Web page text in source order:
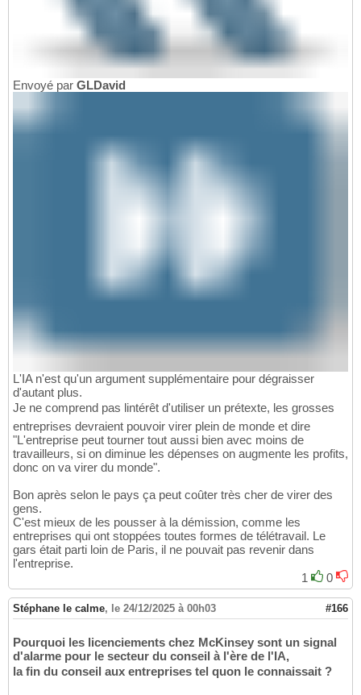
Envoyé par GLDavid
L'IA n'est qu'un argument supplémentaire pour dégraisser
d'autant plus.
Je ne comprend pas lintérêt d'utiliser un prétexte, les grosses
entreprises devraient pouvoir virer plein de monde et dire
"L'entreprise peut tourner tout aussi bien avec moins de
travailleurs, si on diminue les dépenses on augmente les profits,
donc on va virer du monde".
Bon après selon le pays ça peut coûter très cher de virer des
gens.
C'est mieux de les pousser à la démission, comme les
entreprises qui ont stoppées toutes formes de télétravail. Le
gars était parti loin de Paris, il ne pouvait pas revenir dans
l'entreprise.
1
0
Stéphane le calme, le 24/12/2025 à 00h03 #166
Pourquoi les licenciements chez McKinsey sont un signal
d'alarme pour le secteur du conseil à l'ère de l'IA,
la fin du conseil aux entreprises tel quon le connaissait ?